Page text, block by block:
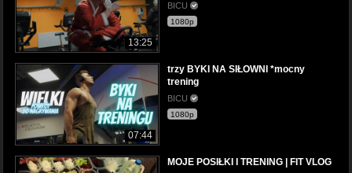
13:25
BICU
1080p
07:44
trzy BYKI NA SIŁOWNI *mocny
trening
BICU
1080p
MOJE POSIŁKI I TRENING | FIT VLOG